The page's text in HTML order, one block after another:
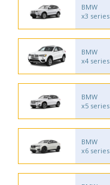
BMW
x3 series
BMW
x4 series
BMW
x5 series
BMW
x6 series